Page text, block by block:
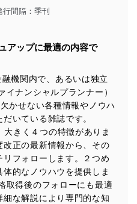
行間隔：季刊
アップに最適の内容で
機関内で、あるいは独立
イナンシャルプランナー）
かせない各種情報やノウハ
いている雑誌です。
きく４つの特徴がありま
正の最新情報から、その
フォローします。２つめ
的なノウハウを提供しま
取得後のフォローにも最適
な解説により専門的な知